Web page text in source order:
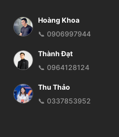
Hoàng Khoa
📞 0906997944
Thành Đạt
📞 0964128124
Thu Thảo
📞 0337853952